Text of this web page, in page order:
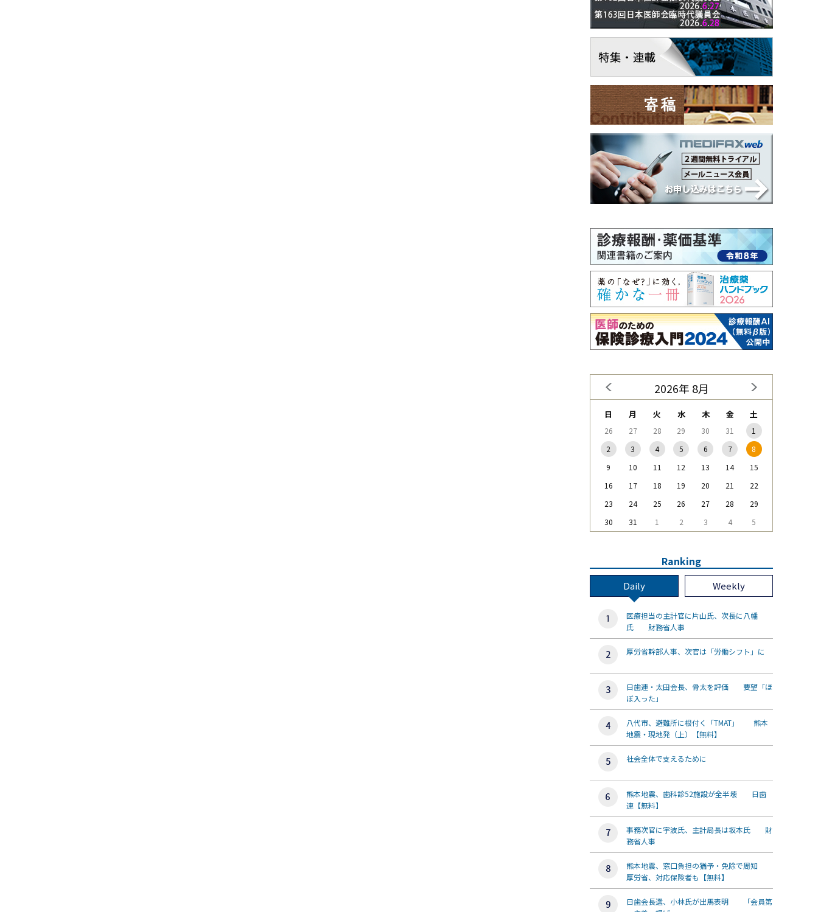
2026年 8月
日 月 火 水 木 金 土
26 27 28 29 30 31
1
2
3 4 5 6 7
8
9
10 11 12 13 14
15
16
17 18 19 20 21
22
23
24 25 26 27 28
29
30
31 1 2 3 4 5
Ranking
Daily Weekly
医療担当の主計官に片山氏、次長に八幡
氏 財務省人事
厚労省幹部人事、次官は「労働シフト」に
日歯連・太田会長、骨太を評価 要望「ほ
ぼ入った」
八代市、避難所に根付く「TMAT」 熊本
地震・現地発（上）【無料】
社会全体で支えるために
熊本地震、歯科診52施設が全半壊 日歯
連【無料】
事務次官に宇波氏、主計局長は坂本氏 財
務省人事
熊本地震、窓口負担の猶予・免除で周知
厚労省、対応保険者も【無料】
日歯会長選、小林氏が出馬表明 「会員第